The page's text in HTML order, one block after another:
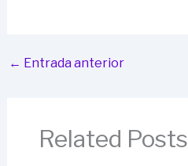
← Entrada anterior
Related Posts